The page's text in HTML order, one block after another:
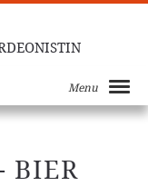
Menu
BIER